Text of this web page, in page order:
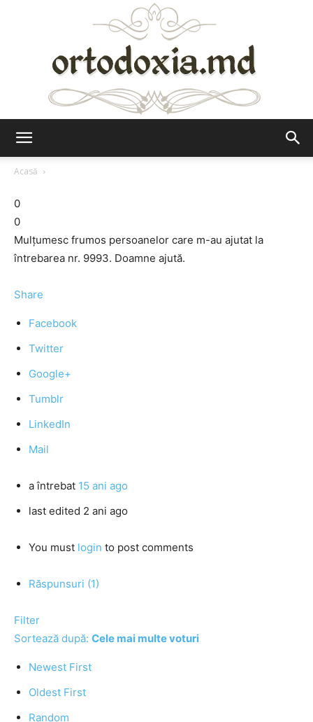
Acasă
0
0
Mulţumesc frumos persoanelor care m-au ajutat la
întrebarea nr. 9993. Doamne ajută.
Share
Facebook
Twitter
Google+
Tumblr
LinkedIn
Mail
a întrebat 15 ani ago
last edited 2 ani ago
You must login to post comments
Răspunsuri (1)
Filter
Sortează după: Cele mai multe voturi
Newest First
Oldest First
Random